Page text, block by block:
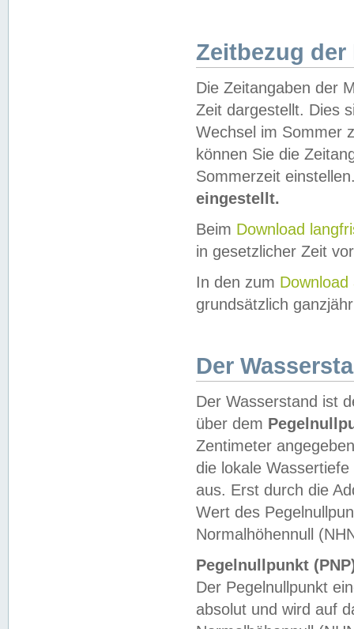
Zeitbezug der
Die Zeitangaben der
Zeit dargestellt. Dies
Wechsel im Sommer
können Sie die
Sommerzeit
eingestellt.
Beim Download
in gesetzlicher Zeit
In den zum Download
grundsätzlich
Der
Der Wasserstand ist
über dem
Zentimeter
die lokale
aus. Erst durch die
Wert des
Normalhöhennull
Pegelnullpunkt
Der Pegelnullpunkt
absolut und wird auf